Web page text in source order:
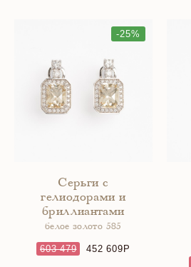
-25%
Серьги с
гелиодорами и
бриллиантами
белое золото 585
603 479 452 609